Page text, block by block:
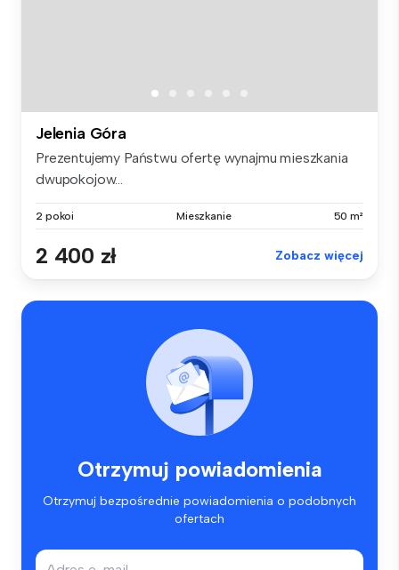
Jelenia Góra
Prezentujemy Państwu ofertę wynajmu mieszkania
dwupokojow...
2 pokoi Mieszkanie 50 m²
2 400 zł Zobacz więcej
Otrzymuj powiadomienia
Otrzymuj bezpośrednie powiadomienia o podobnych
ofertach